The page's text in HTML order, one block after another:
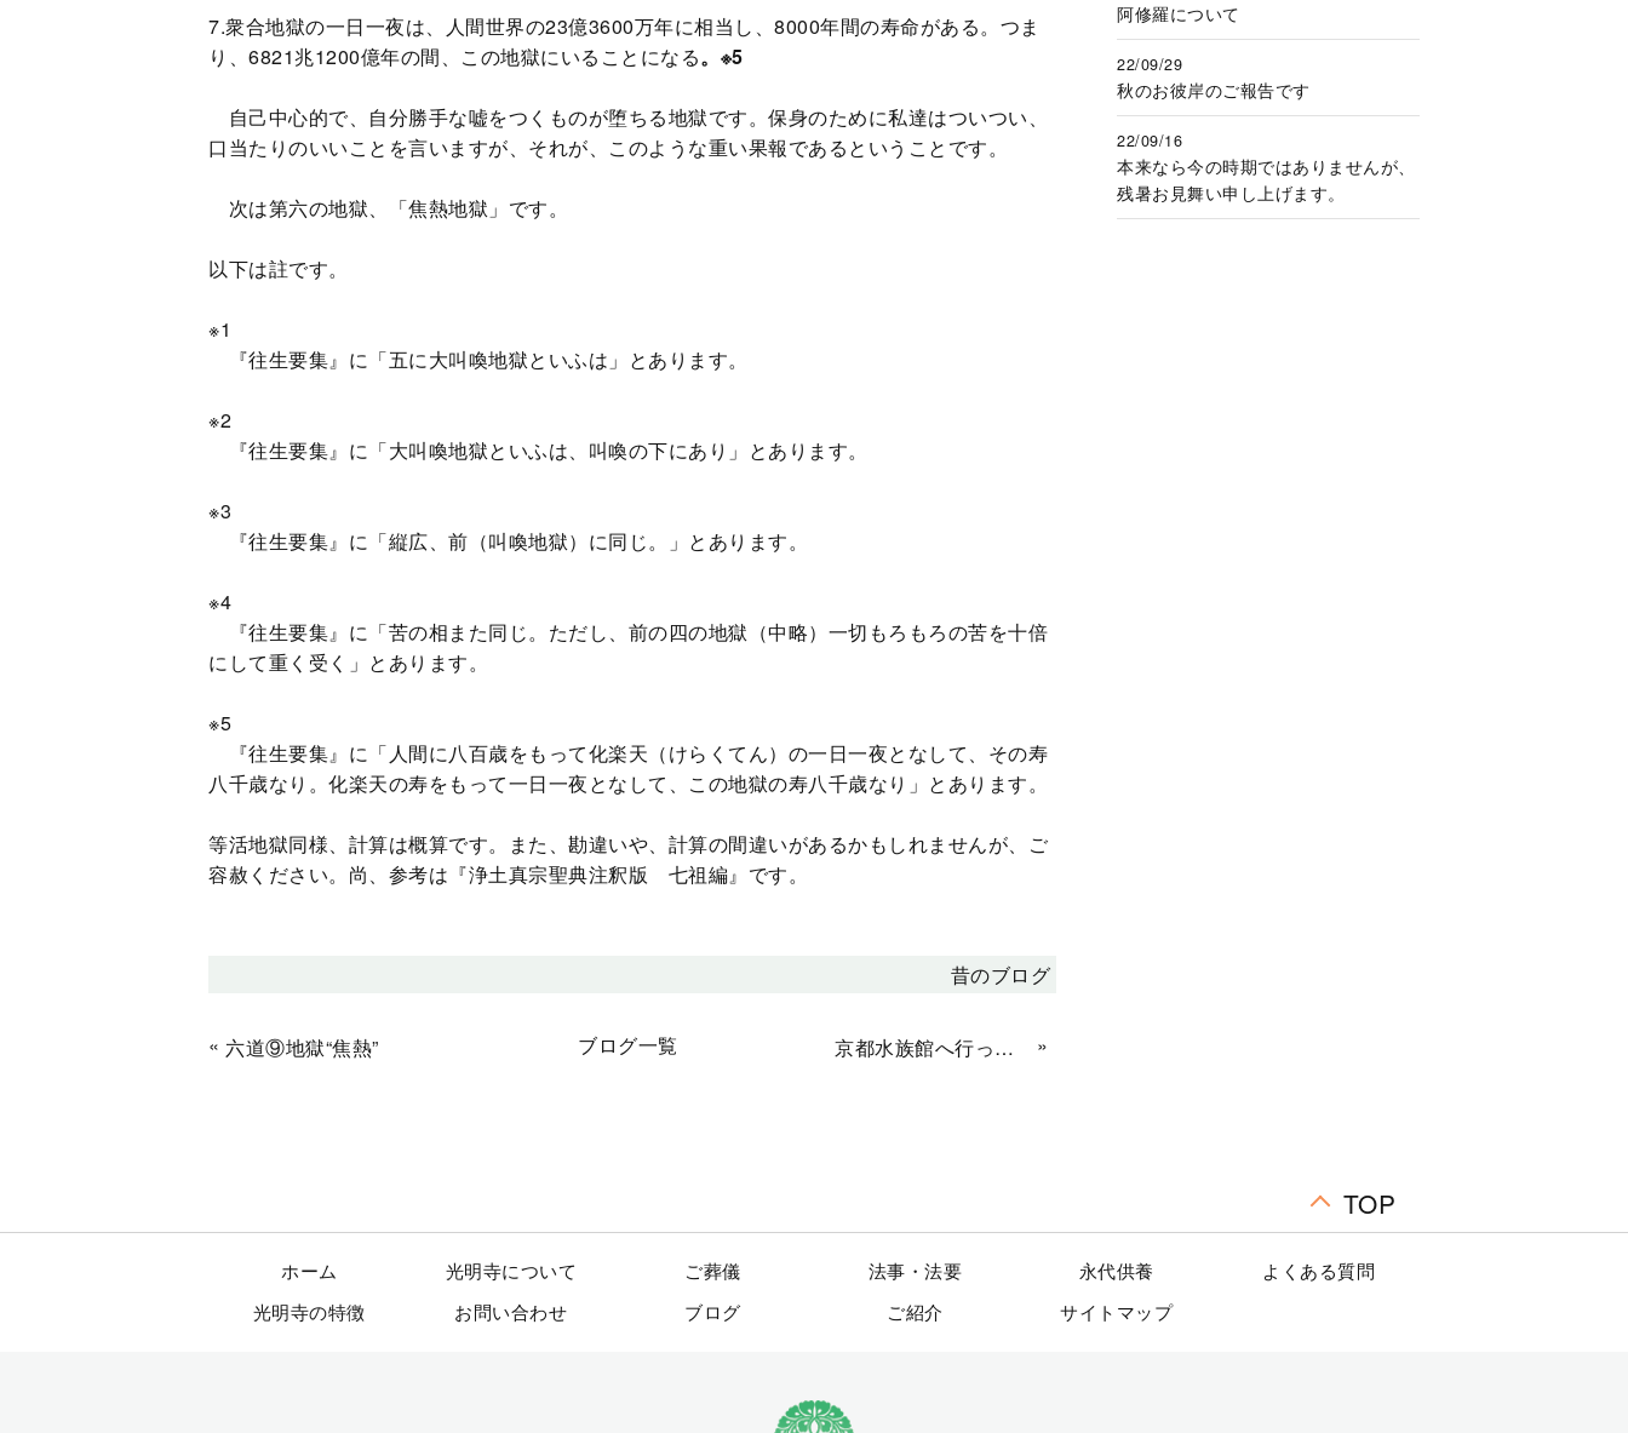
7.衆合地獄の一日一夜は、人間世界の23億3600万年に相当し、8000年間の寿命がある。つま
り、6821兆1200億年の間、この地獄にいることになる。 ※5
自己中心的で、自分勝手な嘘をつくものが堕ちる地獄です。保身のために私達はついつい、
口当たりのいいことを言いますが、それが、このような重い果報であるということです。
次は第六の地獄、「焦熱地獄」です。
以下は註です。
※1
『往生要集』に「五に大叫喚地獄といふは」とあります。
※2
『往生要集』に「大叫喚地獄といふは、叫喚の下にあり」とあります。
※3
『往生要集』に「縦広、前（叫喚地獄）に同じ。」とあります。
※4
『往生要集』に「苦の相また同じ。ただし、前の四の地獄（中略）一切もろもろの苦を十倍
にして重く受く」とあります。
※5
『往生要集』に「人間に八百歳をもって化楽天（けらくてん）の一日一夜となして、その寿
八千歳なり。化楽天の寿をもって一日一夜となして、この地獄の寿八千歳なり」とあります。
等活地獄同様、計算は概算です。また、勘違いや、計算の間違いがあるかもしれませんが、ご
容赦ください。尚、参考は『浄土真宗聖典注釈版 七祖編』です。
昔のブログ
« 六道⑨地獄“焦熱” ブログ一覧 京都水族館へ行ってきました！ »
阿修羅について
22/09/29
秋のお彼岸のご報告です
22/09/16
本来なら今の時期ではありませんが、
残暑お見舞い申し上げます。
TOP
ホーム 光明寺について ご葬儀 法事・法要 永代供養 よくある質問
光明寺の特徴 お問い合わせ ブログ ご紹介 サイトマップ